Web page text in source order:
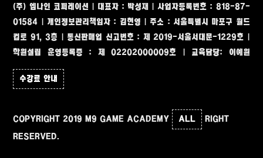
(주) 엠나인 코퍼레이션 | 대표자 : 박성재 | 사업자등록번호 : 818-87-
01584 | 개인정보관리책임자 : 김현영 | 주소 : 서울특별시 마포구 월드
컵로 91, 3층 | 통신판매업 신고번호 : 제 2019-서울서대문-1229호 |
학원설립 운영등록증 : 제 02202000009호 | 교육담당: 이예원
수강료 안내
COPYRIGHT 2019 M9 GAME ACADEMY ALL
RIGHT
RESERVED.